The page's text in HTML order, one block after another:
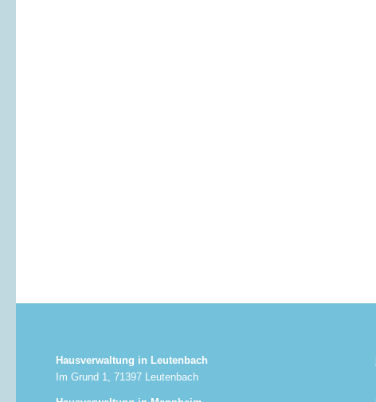
Hausverwaltung in Leutenbach
Im Grund 1, 71397 Leutenbach